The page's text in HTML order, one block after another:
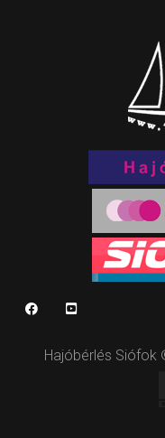
Hajóbérlés Siófok